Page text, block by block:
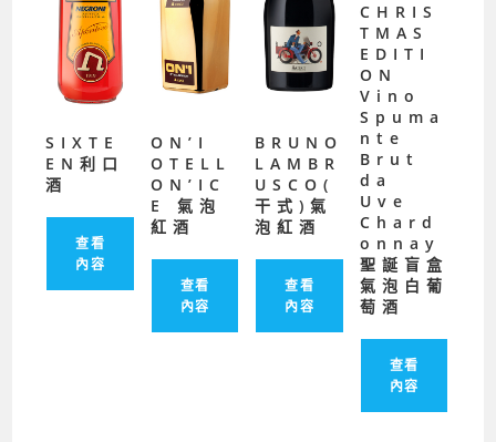
SIXTE
EN利口
酒
查看
內容
ON’I
OTELL
ON’IC
E 氣泡
紅酒
查看
內容
BRUNO
LAMBR
USCO(
干式)氣
泡紅酒
查看
內容
CHRIS
TMAS
EDITI
ON
Vino
Spuma
nte
Brut
da
Uve
Chard
onnay
聖誕盲盒
氣泡白葡
萄酒
查看
內容